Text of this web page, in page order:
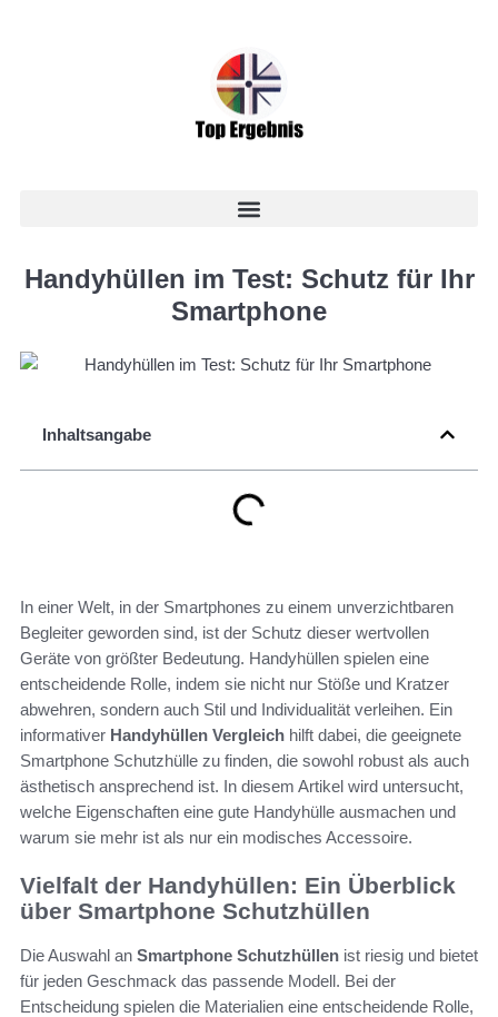
Handyhüllen im Test: Schutz für Ihr
Smartphone
Inhaltsangabe
In einer Welt, in der Smartphones zu einem unverzichtbaren
Begleiter geworden sind, ist der Schutz dieser wertvollen
Geräte von größter Bedeutung. Handyhüllen spielen eine
entscheidende Rolle, indem sie nicht nur Stöße und Kratzer
abwehren, sondern auch Stil und Individualität verleihen. Ein
informativer Handyhüllen Vergleich hilft dabei, die geeignete
Smartphone Schutzhülle zu finden, die sowohl robust als auch
ästhetisch ansprechend ist. In diesem Artikel wird untersucht,
welche Eigenschaften eine gute Handyhülle ausmachen und
warum sie mehr ist als nur ein modisches Accessoire.
Vielfalt der Handyhüllen: Ein Überblick
über Smartphone Schutzhüllen
Die Auswahl an Smartphone Schutzhüllen ist riesig und bietet
für jeden Geschmack das passende Modell. Bei der
Entscheidung spielen die Materialien eine entscheidende Rolle,